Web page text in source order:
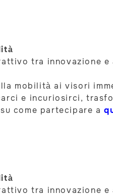
tra innovazione
mobilità ai visori
e incuriosirci,
come partecipare a
tra innovazione